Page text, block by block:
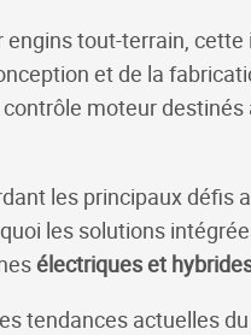
engins tout-terrain,
et de la
moteur
les principaux défis
les solutions
électriqueset
tendances actuelles